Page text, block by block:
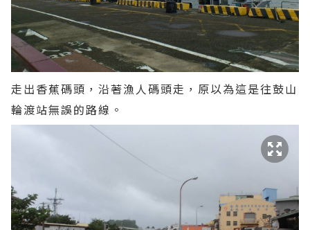
走出香蕉碼頭，沿著漁人碼頭走，原以為這是往鼓山
輪渡站無誤的路線。